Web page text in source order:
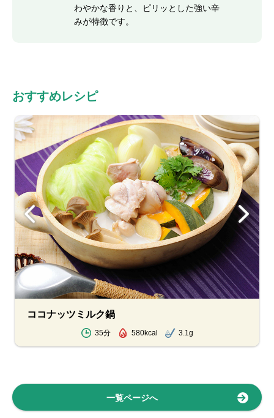
わやかな香りと、ピリッとした強い辛
みが特徴です。
おすすめレシピ
ココナッツミルク鍋
35分 580kcal 3.1g
一覧ページへ